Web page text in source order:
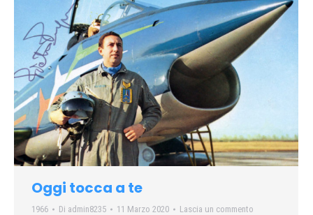
Oggi tocca a te
1966 Di admin8235 11 Marzo 2020 Lascia un commento